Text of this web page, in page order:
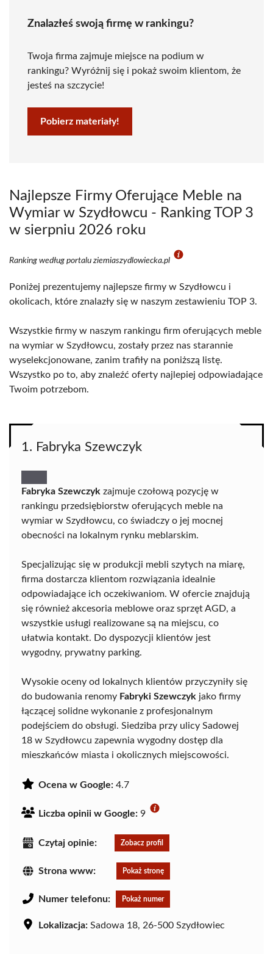
Znalazłeś swoją firmę w rankingu?
Twoja firma zajmuje miejsce na podium w
rankingu? Wyróżnij się i pokaż swoim klientom, że
jesteś na szczycie!
Pobierz materiały!
Najlepsze Firmy Oferujące Meble na
Wymiar w Szydłowcu - Ranking TOP 3
w sierpniu 2026 roku
Ranking według portalu ziemiaszydlowiecka.pl
Poniżej prezentujemy najlepsze firmy w Szydłowcu i
okolicach, które znalazły się w naszym zestawieniu TOP 3.
Wszystkie firmy w naszym rankingu firm oferujących meble
na wymiar w Szydłowcu, zostały przez nas starannie
wyselekcjonowane, zanim trafiły na poniższą listę.
Wszystko po to, aby znaleźć oferty najlepiej odpowiadające
Twoim potrzebom.
1. Fabryka Szewczyk
Fabryka Szewczyk zajmuje czołową pozycję w
rankingu przedsiębiorstw oferujących meble na
wymiar w Szydłowcu, co świadczy o jej mocnej
obecności na lokalnym rynku meblarskim.
Specjalizując się w produkcji mebli szytych na miarę,
firma dostarcza klientom rozwiązania idealnie
odpowiadające ich oczekiwaniom. W ofercie znajdują
się również akcesoria meblowe oraz sprzęt AGD, a
wszystkie usługi realizowane są na miejscu, co
ułatwia kontakt. Do dyspozycji klientów jest
wygodny, prywatny parking.
Wysokie oceny od lokalnych klientów przyczyniły się
do budowania renomy Fabryki Szewczyk jako firmy
łączącej solidne wykonanie z profesjonalnym
podejściem do obsługi. Siedziba przy ulicy Sadowej
18 w Szydłowcu zapewnia wygodny dostęp dla
mieszkańców miasta i okolicznych miejscowości.
Ocena w Google: 4.7
Liczba opinii w Google: 9
Czytaj opinie: Zobacz profil
Strona www: Pokaż stronę
Numer telefonu: Pokaż numer
Lokalizacja: Sadowa 18, 26-500 Szydłowiec